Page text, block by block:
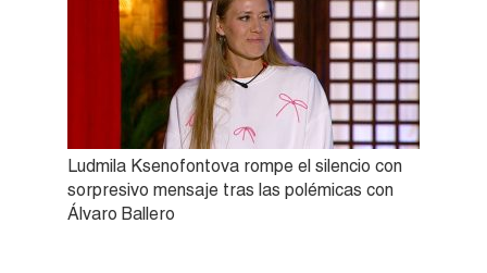
Ludmila Ksenofontova rompe el silencio con
sorpresivo mensaje tras las polémicas con
Álvaro Ballero